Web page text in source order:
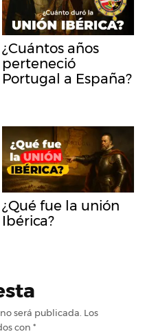
¿Cuántos años
perteneció
Portugal a España?
¿Qué fue la unión
Ibérica?
será publicada. Los
con *